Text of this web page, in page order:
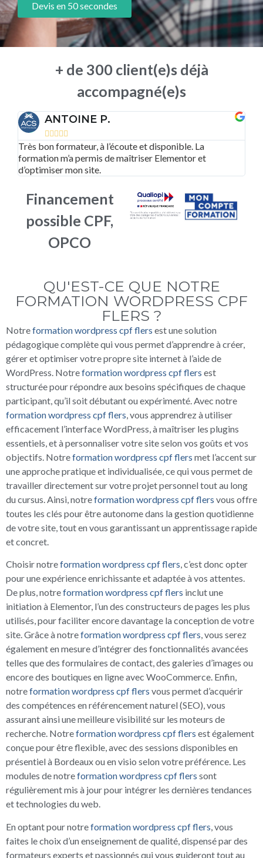
Devis en 50 secondes
+ de 300 client(e)s déjà
accompagné(e)s
ANTOINE P.

Très bon formateur, à l’écoute et disponible. La
formation m’a permis de maîtriser Elementor et
d’optimiser mon site.
Financement
possible CPF,
OPCO
QU'EST-CE QUE NOTRE
FORMATION WORDPRESS CPF
FLERS ?
Notreformation wordpress cpf flers est une solution
pédagogique complète qui vous permet d’apprendre à créer,
gérer et optimiser votre propre site internet à l’aide de
WordPress. Notreformation wordpress cpf flers est
structurée pour répondre aux besoins spécifiques de chaque
participant, qu’il soit débutant ou expérimenté. Avec notre
formation wordpress cpf flers, vous apprendrez à utiliser
efficacement l’interface WordPress, à maîtriser les plugins
essentiels, et à personnaliser votre site selon vos goûts et vos
objectifs. Notreformation wordpress cpf flers met l’accent sur
une approche pratique et individualisée, ce qui vous permet de
travailler directement sur votre projet personnel tout au long
du cursus. Ainsi, notreformation wordpress cpf flers vous offre
toutes les clés pour être autonome dans la gestion quotidienne
de votre site, tout en vous garantissant un apprentissage rapide
et concret.
Choisir notreformation wordpress cpf flers, c’est donc opter
pour une expérience enrichissante et adaptée à vos attentes.
De plus, notreformation wordpress cpf flers inclut une
initiation à Elementor, l’un des constructeurs de pages les plus
utilisés, pour faciliter encore davantage la conception de votre
site. Grâce à notreformation wordpress cpf flers, vous serez
également en mesure d’intégrer des fonctionnalités avancées
telles que des formulaires de contact, des galeries d’images ou
encore des boutiques en ligne avec WooCommerce. Enfin,
notreformation wordpress cpf flers vous permet d’acquérir
des compétences en référencement naturel (SEO), vous
assurant ainsi une meilleure visibilité sur les moteurs de
recherche. Notreformation wordpress cpf flers est également
conçue pour être flexible, avec des sessions disponibles en
présentiel à Bordeaux ou en visio selon votre préférence. Les
modules de notreformation wordpress cpf flers sont
régulièrement mis à jour pour intégrer les dernières tendances
et technologies du web.
En optant pour notreformation wordpress cpf flers , vous
faites le choix d’un enseignement de qualité, dispensé par des
formateurs experts et passionnés qui vous guideront tout au